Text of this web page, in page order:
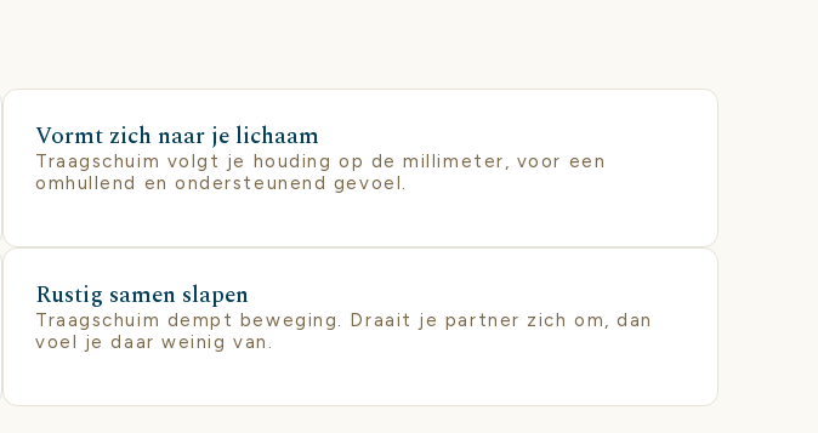
Vormt zich naar je lichaam
Traagschuim volgt je houding op de millimeter, voor een
omhullend en ondersteunend gevoel.
Rustig samen slapen
Traagschuim dempt beweging. Draait je partner zich om, dan
voel je daar weinig van.